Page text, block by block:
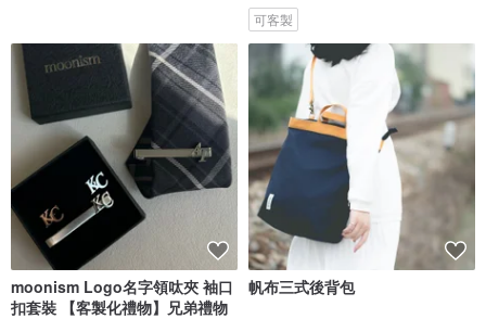
可客製
moonism Logo名字領呔夾 袖口
扣套裝 【客製化禮物】兄弟禮物
帆布三式後背包